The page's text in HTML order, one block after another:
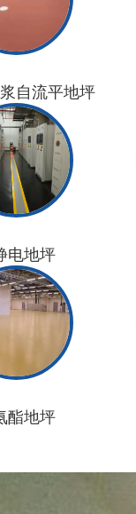
自流平地坪
电地坪
酯地坪